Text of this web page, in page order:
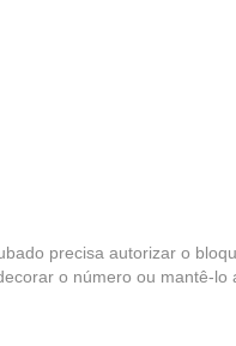
precisa autorizar o
o número ou mantê-